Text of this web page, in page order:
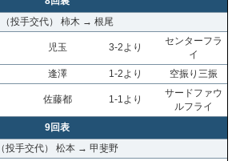
（投手交代） 柿木 → 根尾
児玉 3-2より
センターフラ
イ
逢澤 1-2より 空振り三振
佐藤都 1-1より
サードファウ
ルフライ
9回表
（投手交代） 松本 → 甲斐野